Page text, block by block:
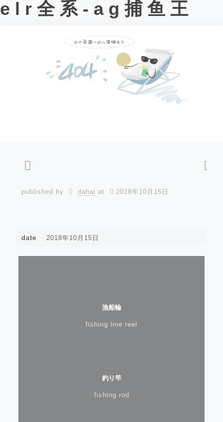
elr全系-ag捕鱼王
published by dahai at 2018年10月15日
date 2018年10月15日
漁船輪
fishing line reel
釣り竿
fishing rod